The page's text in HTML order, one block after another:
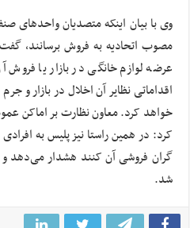
وی با بیان اینکه متصدیان واحدهای
مصوب اتحادیه به فروش برسانند،
عرضه لوازم خانگی در بازار یا
اقداماتی نظایر آن اخلال در بازار و
خواهد کرد. معاون نظارت بر اماکن
کرد:‌ در همین راستا نیز پلیس به
گران فروشی آن کنند هشدار می‌دهد و
شد.